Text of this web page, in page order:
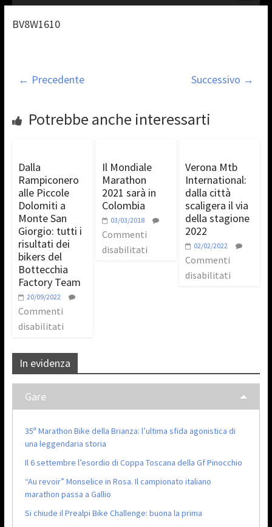
BV8W1610
← Precedente Successivo →
Potrebbe anche interessarti
Dalla
Rampiconero
alle Piccole
Dolomiti a
Monte San
Giorgio: tutti i
risultati dei
bikers del
Bottecchia
Factory Team
20/09/2022
Commenti
disabilitati
Il Mondiale
Marathon
2021 sarà in
Colombia
03/03/2018
Commenti
disabilitati
Verona Mtb
International:
dalla città
scaligera il via
della stagione
2022
02/02/2022
Commenti
disabilitati
In evidenza
Gare
35ª Marathon Bike della Brianza: l’ultima sfida agonistica di
una leggendaria storia
Il 6 settembre l’esordio di Coppa Toscana della Gf Pinocchio
“Au revoir” Monselice in Rosa. Il campionato italiano
marathon passa a Gallio
Si chiude il Prealpi Bike Challenge: buona la prima